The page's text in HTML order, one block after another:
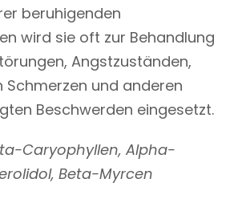
beruhigenden
wird sie oft zur Behandlung
Angstzuständen,
Schmerzen und anderen
Beschwerden eingesetzt.
Caryophyllen, Alpha-
Beta-Myrcen